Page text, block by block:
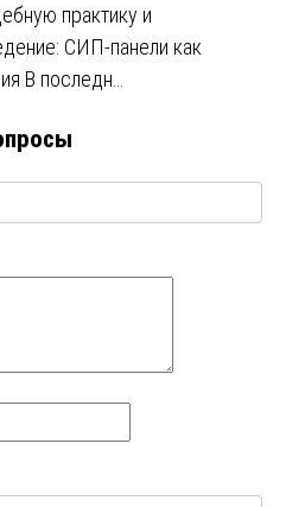
практику и
СИП-панели как
В последн…